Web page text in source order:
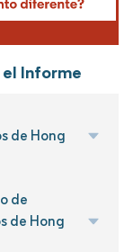
Informe
de Hong
de
de Hong